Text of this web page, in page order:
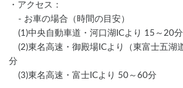
・アクセス：
	- お車の場合（時間の目安）
	(1)中央自動車道・河口湖ICより 15～20分
分
	(3)東名高速・富士ICより 50～60分